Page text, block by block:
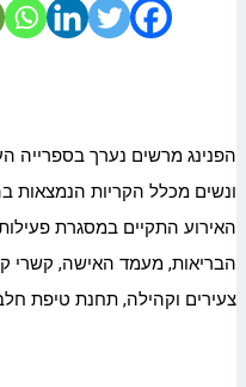
הפנינג מרשים נערך בספרייה
ונשים מכלל הקריות הנמצאות
האירוע התקיים במסגרת
הבריאות, מעמד האישה, קשרי
צעירים וקהילה, תחנת טיפת